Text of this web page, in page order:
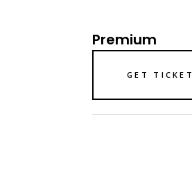
Premium
GET TICKET